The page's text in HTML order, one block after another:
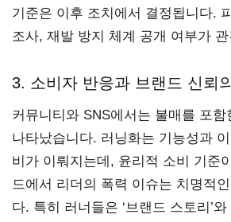
기준은 이후 조치에서 결정됩니다.
조사, 재발 방지 체계 공개 여부가
3. 소비자 반응과 브랜드 신뢰
커뮤니티와 SNS에서는 불매를 포
나타났습니다. 러닝화는 기능성과
비가 이뤄지는데, 윤리적 소비 기준
드에서 리더의 폭력 이슈는 치명적
다. 특히 러너들은 ‘브랜드 스토리’와